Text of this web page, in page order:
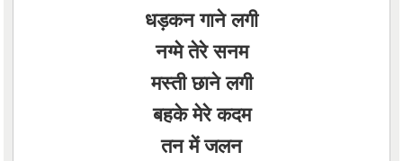
धड़कन गाने लगी
नग्मे तेरे सनम
मस्ती छाने लगी
बहके मेरे कदम
तन में जलन